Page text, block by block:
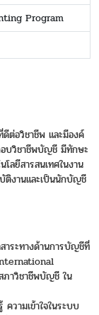
Program
ต่อวิชาชีพ และมีองค์
อบวิชาชีพบัญชี มีทักษะ
ลยีสารสนเทศในงาน
ติงานและเป็นนักบัญชี
าระทางด้านการบัญชีที่
ภาวิชาชีพบัญชี ใน
ามเข้าใจในระบบ